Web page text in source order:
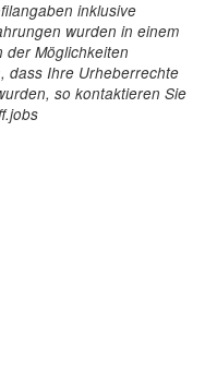
inklusive
wurden in einem
der Möglichkeiten
dass Ihre Urheberrechte
so kontaktieren Sie